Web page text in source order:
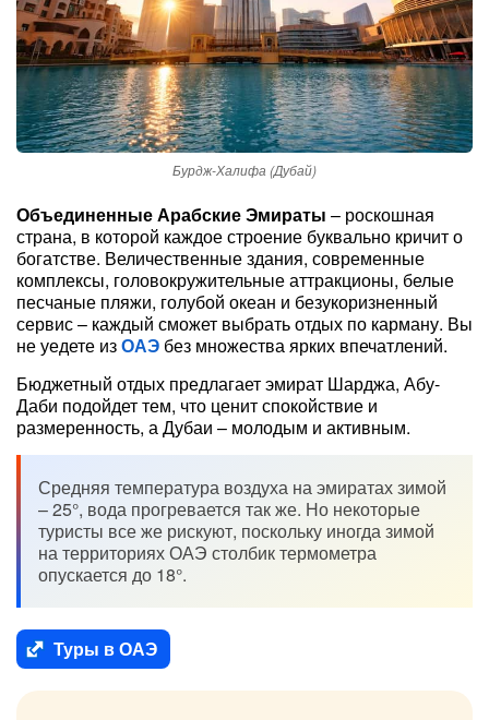
Бурдж-Халифа (Дубай)
Объединенные Арабские Эмираты – роскошная
страна, в которой каждое строение буквально кричит о
богатстве. Величественные здания, современные
комплексы, головокружительные аттракционы, белые
песчаные пляжи, голубой океан и безукоризненный
сервис – каждый сможет выбрать отдых по карману. Вы
не уедете изОАЭ без множества ярких впечатлений.
Бюджетный отдых предлагает эмират Шарджа, Абу-
Даби подойдет тем, что ценит спокойствие и
размеренность, а Дубаи – молодым и активным.
Средняя температура воздуха на эмиратах зимой
– 25°, вода прогревается так же. Но некоторые
туристы все же рискуют, поскольку иногда зимой
на территориях ОАЭ столбик термометра
опускается до 18°.
Туры в ОАЭ